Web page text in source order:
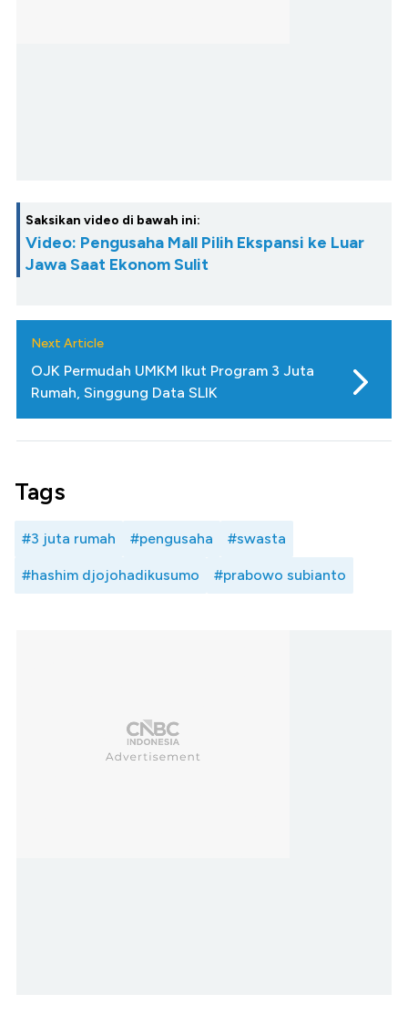
Saksikan video di bawah ini:
Video: Pengusaha Mall Pilih Ekspansi ke Luar
Jawa Saat Ekonom Sulit
Next Article
OJK Permudah UMKM Ikut Program 3 Juta
Rumah, Singgung Data SLIK
Tags
#3 juta rumah #pengusaha #swasta
#hashim djojohadikusumo #prabowo subianto